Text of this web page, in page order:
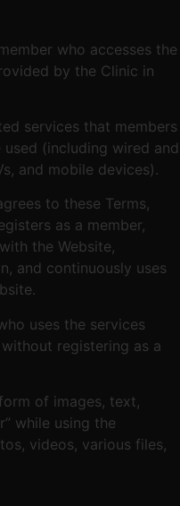
who accesses the
by the Clinic in
services that members
(including wired and
and mobile devices).
to these Terms,
as a member,
the Website,
and continuously uses
uses the services
registering as a
of images, text,
while using the
videos, various files,